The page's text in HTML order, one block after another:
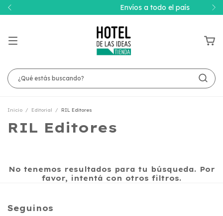
Envíos a todo el país
Inicio / Editorial / RIL Editores
RIL Editores
No tenemos resultados para tu búsqueda. Por
favor, intentá con otros filtros.
Seguinos